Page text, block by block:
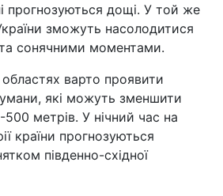
прогнозуються дощі. У той же
зможуть насолодитися
сонячними моментами.
варто проявити
які можуть зменшити
метрів. У нічний час на
країни прогнозуються
південно-східної